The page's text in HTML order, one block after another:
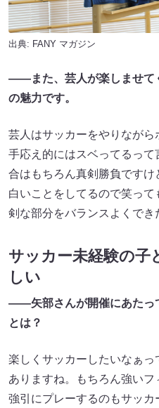
出典: FANY マガジン
――また、芸人が楽しませて
の魅力です。
芸人はサッカーをやりなが
手応え的にはスベってるっ
合はもちろん真剣勝負です
白いことをしてるので笑っ
剣な部分をバランスよくでき
サッカー未経験の子
しい
――矢部さんが開催にあたっ
とは？
楽しくサッカーしたいなぁ
ありますね。もちろん強い
強引にプレーするのもサッ